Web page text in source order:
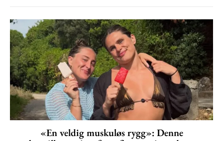
«En veldig muskuløs rygg»: Denne